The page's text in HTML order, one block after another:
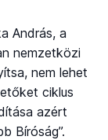
András, a
nemzetközi
nem lehet
ciklus
azért
Bíróság”.